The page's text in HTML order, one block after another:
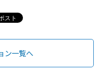
ン一覧へ